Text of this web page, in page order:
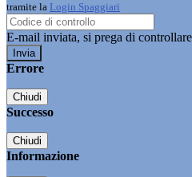
tramite la Login Spaggiari
E-mail inviata, si prega di
Errore
Chiudi
Successo
Chiudi
Informazione